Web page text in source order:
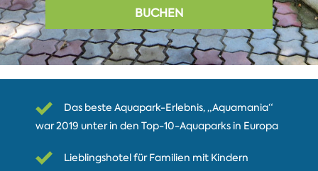
BUCHEN
Das beste Aquapark-Erlebnis, „Aquamania“
war 2019 unter in den Top-10-Aquaparks in Europa
Lieblingshotel für Familien mit Kindern